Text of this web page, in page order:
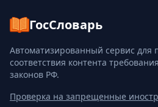
ГосСловарь
Автоматизированный сервис для
соответствия контента
законов РФ.
Проверка на запрещенные